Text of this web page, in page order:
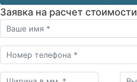
Заявка на расчет стоимости